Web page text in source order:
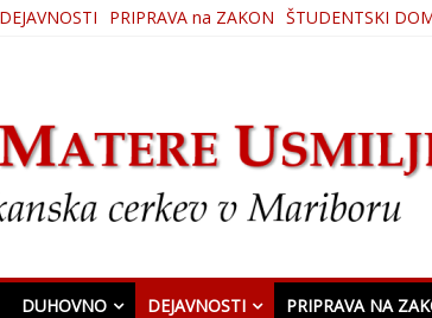
DEJAVNOSTI PRIPRAVA na ZAKON ŠTUDENTSKI
DUHOVNO DEJAVNOSTI PRIPRAVA NA